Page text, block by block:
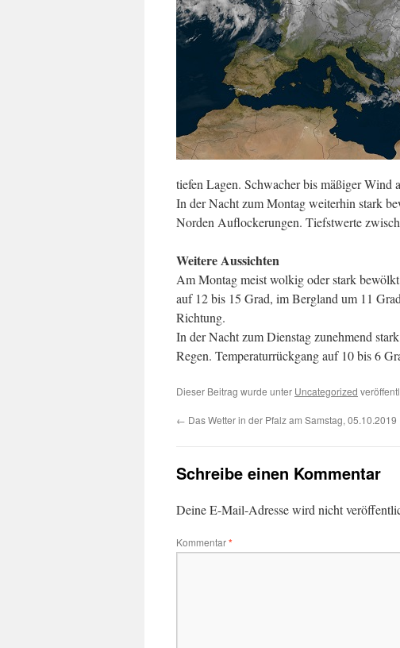
tiefen Lagen. Schwacher bis mäßiger Wind
In der Nacht zum Montag weiterhin stark
Norden Auflockerungen. Tiefstwerte
Weitere Aussichten
Am Montag meist wolkig oder stark
auf 12 bis 15 Grad, im Bergland um 11
Richtung.
In der Nacht zum Dienstag zunehmend
Regen. Temperaturrückgang auf 10 bis 6
Dieser Beitrag wurde unter Uncategorized
← Das Wetter in der Pfalz am Samstag, 05.10.2019
Schreibe einen Kommentar
Deine E-Mail-Adresse wird nicht
Kommentar*